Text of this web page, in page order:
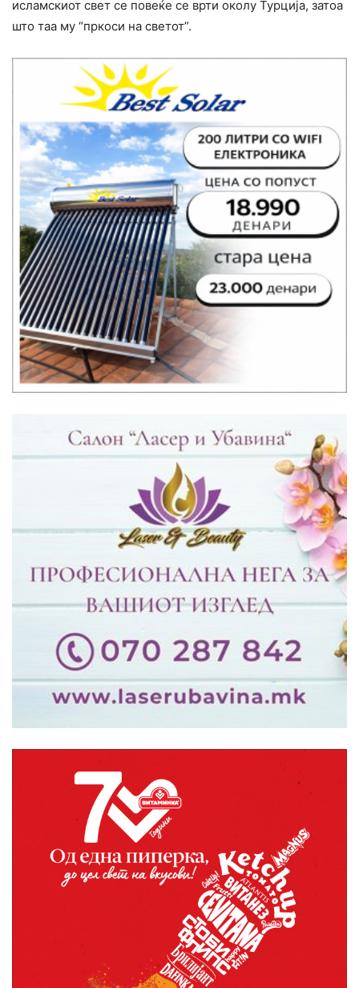
исламскиот свет се повеќе се врти околу Турција, затоа
што таа му “пркоси на светот”.